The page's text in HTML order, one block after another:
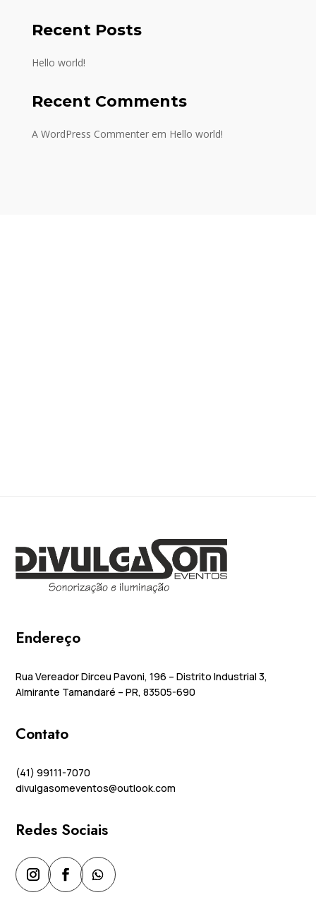
Recent Posts
Hello world!
Recent Comments
A WordPress Commenterem Hello world!
Endereço
Rua Vereador Dirceu Pavoni, 196 – Distrito Industrial 3,
Almirante Tamandaré – PR, 83505-690
Contato
(41) 99111-7070
divulgasomeventos@outlook.com
Redes Sociais